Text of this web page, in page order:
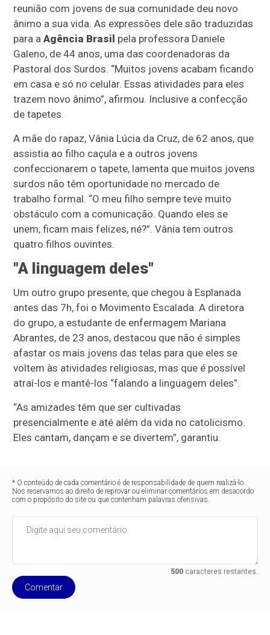
reunião com jovens de sua comunidade deu novo
ânimo a sua vida. As expressões dele são traduzidas
para aAgência Brasil pela professora Daniele
Galeno, de 44 anos, uma das coordenadoras da
Pastoral dos Surdos. “Muitos jovens acabam ficando
em casa e só no celular. Essas atividades para eles
trazem novo ânimo”, afirmou. Inclusive a confecção
de tapetes.
A mãe do rapaz, Vânia Lúcia da Cruz, de 62 anos, que
assistia ao filho caçula e a outros jovens
confeccionarem o tapete, lamenta que muitos jovens
surdos não têm oportunidade no mercado de
trabalho formal. “O meu filho sempre teve muito
obstáculo com a comunicação. Quando eles se
unem, ficam mais felizes, né?”. Vânia tem outros
quatro filhos ouvintes.
"A linguagem deles"
Um outro grupo presente, que chegou à Esplanada
antes das 7h, foi o Movimento Escalada. A diretora
do grupo, a estudante de enfermagem Mariana
Abrantes, de 23 anos, destacou que não é simples
afastar os mais jovens das telas para que eles se
voltem às atividades religiosas, mas que é possível
atraí-los e mantê-los “falando a linguagem deles”.
“As amizades têm que ser cultivadas
presencialmente e até além da vida no catolicismo.
Eles cantam, dançam e se divertem”, garantiu.
* O conteúdo de cada comentário é de responsabilidade de quem realizá-lo.
Nos reservamos ao direito de reprovar ou eliminar comentários em desacordo
com o propósito do site ou que contenham palavras ofensivas.
500caracteres restantes.
Comentar